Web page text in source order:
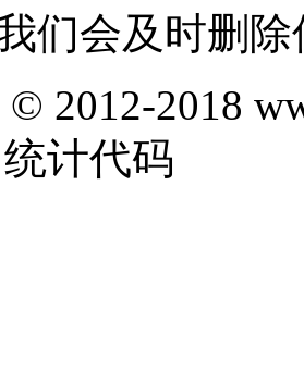
们会及时删
2012-2018
统计代码